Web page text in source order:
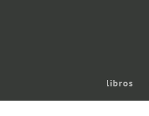
libros